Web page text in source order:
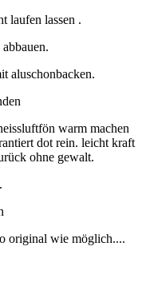
laufen lassen .
aluschonbacken.
warm machen
dot rein. leicht kraft
ohne gewalt.
original wie möglich....